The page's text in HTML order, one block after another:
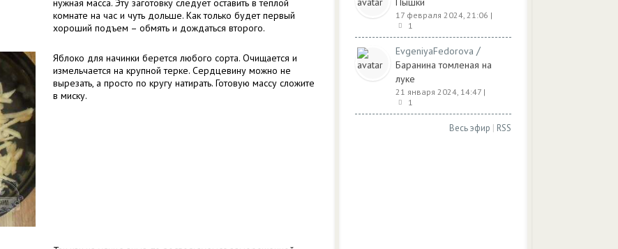
нужная масса. Эту заготовку следует оставить в теплой
комнате на час и чуть дольше. Как только будет первый
хороший подъем – обмять и дождаться второго.
Яблоко для начинки берется любого сорта. Очищается и
измельчается на крупной терке. Сердцевину можно не
вырезать, а просто по кругу натирать. Готовую массу сложите
в миску.
17 февраля 2024, 21:06 |
1
EvgeniyaFedorova /
Баранина томленая на
луке
21 января 2024, 14:47 |
1
Весь эфир | RSS